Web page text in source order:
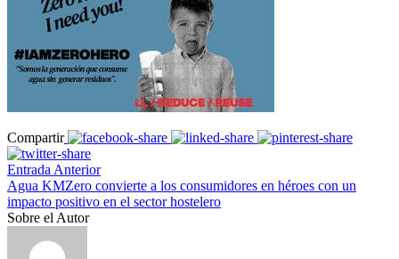
Compartir
Entrada Anterior
Agua KMZero convierte a los consumidores en héroes con un
impacto positivo en el sector hostelero
Sobre el Autor